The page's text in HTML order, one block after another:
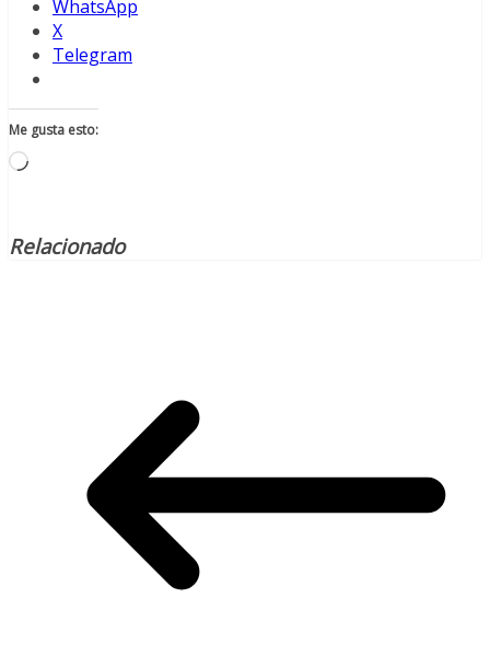
WhatsApp
X
Telegram
Me gusta esto:
Cargando...
Relacionado